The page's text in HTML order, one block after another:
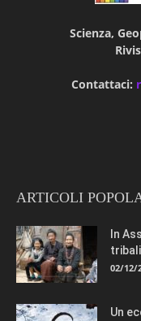
Scienza,
Contattaci:
ARTICOLI
In
tribali
02/12/
Un